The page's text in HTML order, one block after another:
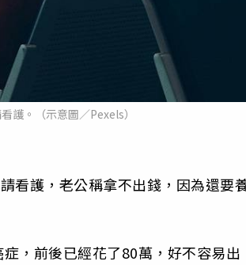
護。（示意圖／Pexels）
看護，老公稱拿不出錢，因為還要
，前後已經花了80萬，好不容易出